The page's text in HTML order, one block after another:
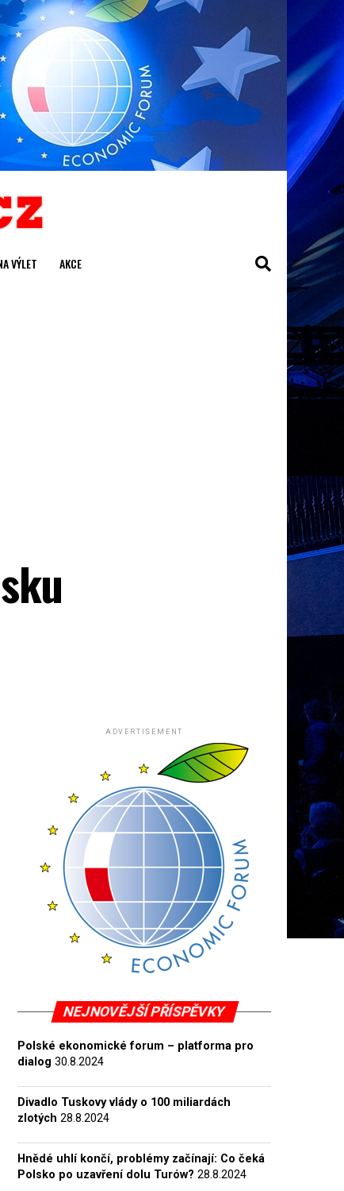
VÝLET AKCE
ADVERTISEMENT
NEJNOVĚJŠÍ PŘÍSPĚVKY
Polské ekonomické forum – platforma pro
dialog 30.8.2024
Divadlo Tuskovy vlády o 100 miliardách
zlotých 28.8.2024
Hnědé uhlí končí, problémy začínají: Co čeká
Polsko po uzavření dolu Turów? 28.8.2024